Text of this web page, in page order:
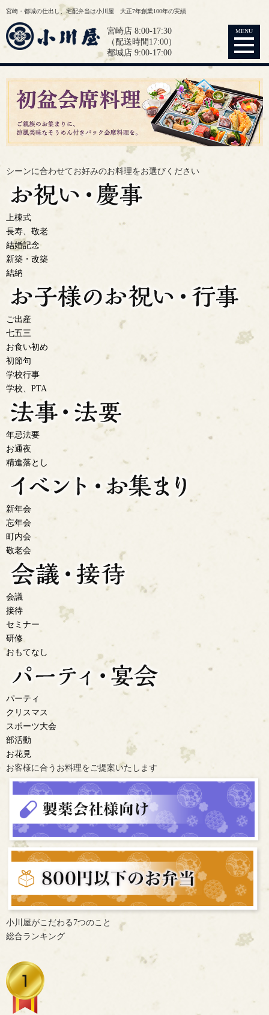
宮崎・都城の仕出し、宅配弁当は小川屋 大正7年創業100年の実績
宮崎店 8:00-17:30
（配送時間17:00）
都城店 9:00-17:00
MENU
シーンに合わせてお好みのお料理をお選びください
上棟式
長寿、敬老
結婚記念
新築・改築
結納
ご出産
七五三
お食い初め
初節句
学校行事
学校、PTA
年忌法要
お通夜
精進落とし
新年会
忘年会
町内会
敬老会
会議
接待
セミナー
研修
おもてなし
パーティ
クリスマス
スポーツ大会
部活動
お花見
お客様に合うお料理を ご提案いたします
小川屋がこだわる7つのこと
総合ランキング